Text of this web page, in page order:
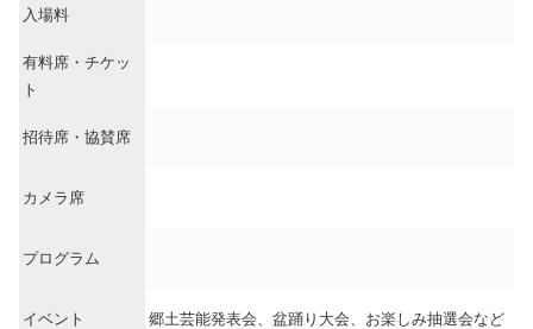
入場料
有料席・チケッ
ト
招待席・協賛席
カメラ席
プログラム
イベント 郷土芸能発表会、盆踊り大会、お楽しみ抽選会など